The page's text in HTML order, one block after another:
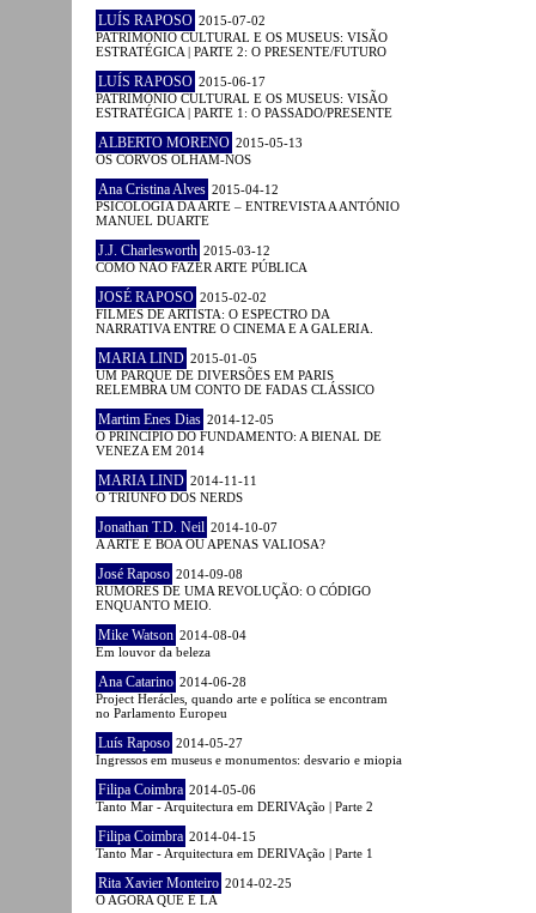
LUÍS RAPOSO 2015-07-02
PATRIMÓNIO CULTURAL E OS MUSEUS: VISÃO
ESTRATÉGICA | PARTE 2: O PRESENTE/FUTURO
LUÍS RAPOSO 2015-06-17
PATRIMÓNIO CULTURAL E OS MUSEUS: VISÃO
ESTRATÉGICA | PARTE 1: O PASSADO/PRESENTE
ALBERTO MORENO 2015-05-13
OS CORVOS OLHAM-NOS
Ana Cristina Alves 2015-04-12
PSICOLOGIA DA ARTE – ENTREVISTA A ANTÓNIO
MANUEL DUARTE
J.J. Charlesworth 2015-03-12
COMO NÃO FAZER ARTE PÚBLICA
JOSÉ RAPOSO 2015-02-02
FILMES DE ARTISTA: O ESPECTRO DA
NARRATIVA ENTRE O CINEMA E A GALERIA.
MARIA LIND 2015-01-05
UM PARQUE DE DIVERSÕES EM PARIS
RELEMBRA UM CONTO DE FADAS CLÁSSICO
Martim Enes Dias 2014-12-05
O PRINCÍPIO DO FUNDAMENTO: A BIENAL DE
VENEZA EM 2014
MARIA LIND 2014-11-11
O TRIUNFO DOS NERDS
Jonathan T.D. Neil 2014-10-07
A ARTE É BOA OU APENAS VALIOSA?
José Raposo 2014-09-08
RUMORES DE UMA REVOLUÇÃO: O CÓDIGO
ENQUANTO MEIO.
Mike Watson 2014-08-04
Em louvor da beleza
Ana Catarino 2014-06-28
Project Herácles, quando arte e política se encontram
no Parlamento Europeu
Luís Raposo 2014-05-27
Ingressos em museus e monumentos: desvario e miopia
Filipa Coimbra 2014-05-06
Tanto Mar - Arquitectura em DERIVAção | Parte 2
Filipa Coimbra 2014-04-15
Tanto Mar - Arquitectura em DERIVAção | Parte 1
Rita Xavier Monteiro 2014-02-25
O AGORA QUE É LÁ